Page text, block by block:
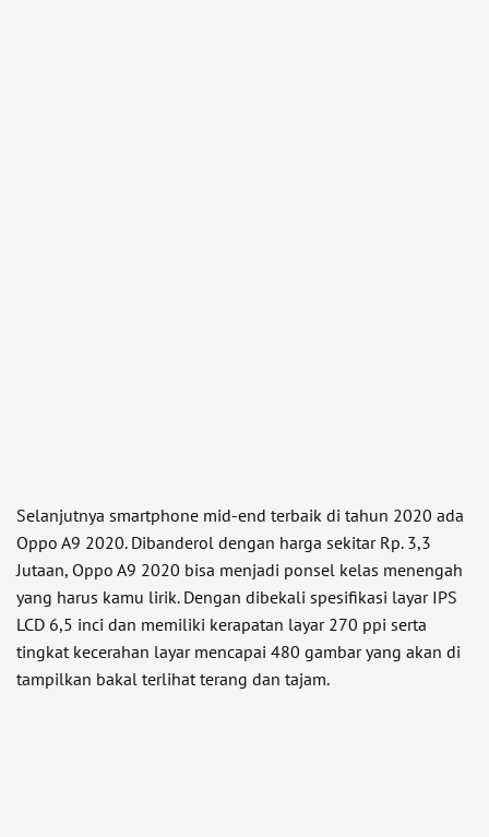
Selanjutnya smartphone mid-end terbaik di tahun 2020 ada
Oppo A9 2020. Dibanderol dengan harga sekitar Rp. 3,3
Jutaan, Oppo A9 2020 bisa menjadi ponsel kelas menengah
yang harus kamu lirik. Dengan dibekali spesifikasi layar IPS
LCD 6,5 inci dan memiliki kerapatan layar 270 ppi serta
tingkat kecerahan layar mencapai 480 gambar yang akan di
tampilkan bakal terlihat terang dan tajam.